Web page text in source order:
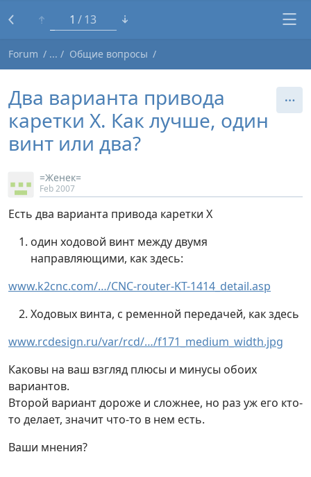
1 13
Forum Общие вопросы
Два варианта привода
каретки X. Как лучше, один
винт или два?
=Женек=
Feb 2007
Есть два варианта привода каретки X
один ходовой винт между двумя
направляющими, как здесь:
www.k2cnc.com/…/CNC-router-KT-1414_detail.asp
Ходовых винта, с ременной передачей, как здесь
www.rcdesign.ru/var/rcd/…/f171_medium_width.jpg
Каковы на ваш взгляд плюсы и минусы обоих
вариантов.
Второй вариант дороже и сложнее, но раз уж его кто-
то делает, значит что-то в нем есть.
Ваши мнения?